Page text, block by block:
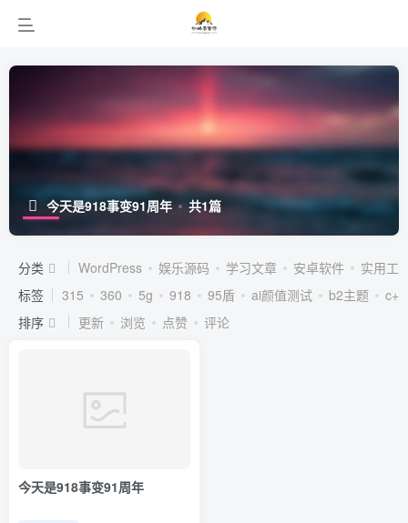
今天是918事变91周年 共1篇
分类 WordPress 娱乐源码 学习文章 安卓软件
实用工
标签
315 360 5g 918 95盾 ai颜值测试 b2主题
c++
排序
更新 浏览 点赞 评论
今天是918事变91周年